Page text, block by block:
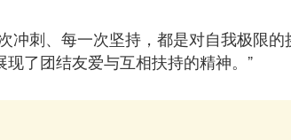
冲刺、每一次坚持，都是对自我极限
了团结友爱与互相扶持的精神。”